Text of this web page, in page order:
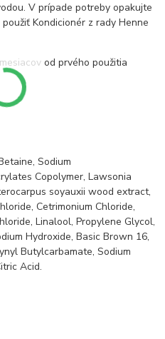
V prípade potreby opakujte
Kondicionér z rady Henne
od prvého použitia
Sodium
Copolymer, Lawsonia
soyauxii wood extract,
Cetrimonium Chloride,
Linalool, Propylene Glycol,
Hydroxide, Basic Brown 16,
Butylcarbamate, Sodium
Acid.